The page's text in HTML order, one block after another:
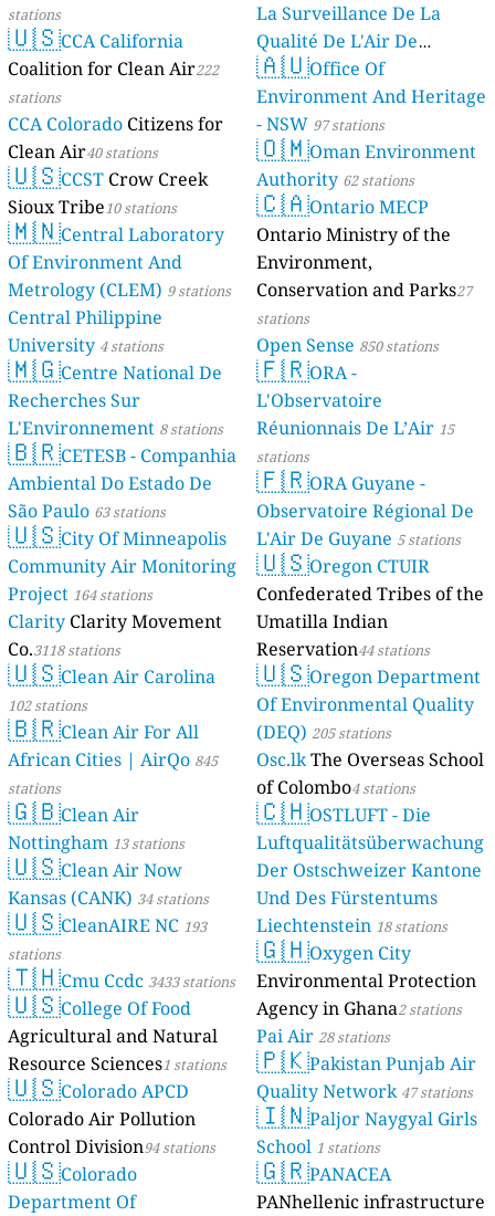
stations
🇺🇸CCA California
Coalition for Clean Air222
stations
CCA Colorado Citizens for
Clean Air40 stations
🇺🇸CCST Crow Creek
Sioux Tribe10 stations
🇲🇳Central Laboratory
Of Environment And
Metrology (CLEM) 9 stations
Central Philippine
University 4 stations
🇲🇬Centre National De
Recherches Sur
L'Environnement 8 stations
🇧🇷CETESB - Companhia
Ambiental Do Estado De
São Paulo 63 stations
🇺🇸City Of Minneapolis
Community Air Monitoring
Project 164 stations
Clarity Clarity Movement
Co.3118 stations
🇺🇸Clean Air Carolina
102 stations
🇧🇷Clean Air For All
African Cities | AirQo 845
stations
🇬🇧Clean Air
Nottingham 13 stations
🇺🇸Clean Air Now
Kansas (CANK) 34 stations
🇺🇸CleanAIRE NC 193
stations
🇹🇭Cmu Ccdc 3433 stations
🇺🇸College Of Food
Agricultural and Natural
Resource Sciences1 stations
🇺🇸Colorado APCD
Colorado Air Pollution
Control Division94 stations
🇺🇸Colorado
Department Of
La Surveillance De La
Qualité De L'Air De
Mayotte 4 stations
🇦🇺Office Of
Environment And Heritage
- NSW 97 stations
🇴🇲Oman Environment
Authority 62 stations
🇨🇦Ontario MECP
Ontario Ministry of the
Environment,
Conservation and Parks27
stations
Open Sense 850 stations
🇫🇷ORA -
L'Observatoire
Réunionnais De L’Air 15
stations
🇫🇷ORA Guyane -
Observatoire Régional De
L'Air De Guyane 5 stations
🇺🇸Oregon CTUIR
Confederated Tribes of the
Umatilla Indian
Reservation44 stations
🇺🇸Oregon Department
Of Environmental Quality
(DEQ) 205 stations
Osc.lkThe Overseas School
of Colombo4 stations
🇨🇭OSTLUFT - Die
Luftqualitätsüberwachung
Der Ostschweizer Kantone
Und Des Fürstentums
Liechtenstein 18 stations
🇬🇭Oxygen City
Environmental Protection
Agency in Ghana2 stations
Pai Air 28 stations
🇵🇰Pakistan Punjab Air
Quality Network 47 stations
🇮🇳Paljor Naygyal Girls
School 1 stations
🇬🇷PANACEA
PANhellenic infrastructure